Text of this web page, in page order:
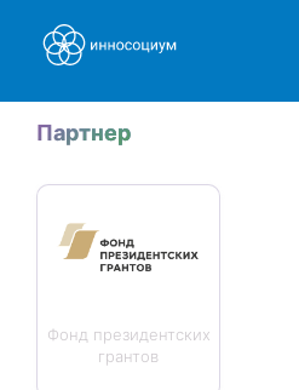
Партнер
Фонд президентских
грантов